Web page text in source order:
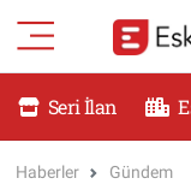
Seri İlan
Haberler Gündem
RESMİ
Eskişehir